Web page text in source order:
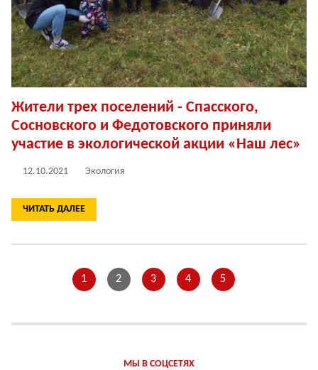
Жители трех поселений - Спасского,
Сосновского и Федотовского приняли
участие в экологической акции «Наш лес»
12.10.2021 Экология
ЧИТАТЬ ДАЛЕЕ
1 2 3 4 5
МЫ В СОЦСЕТЯХ